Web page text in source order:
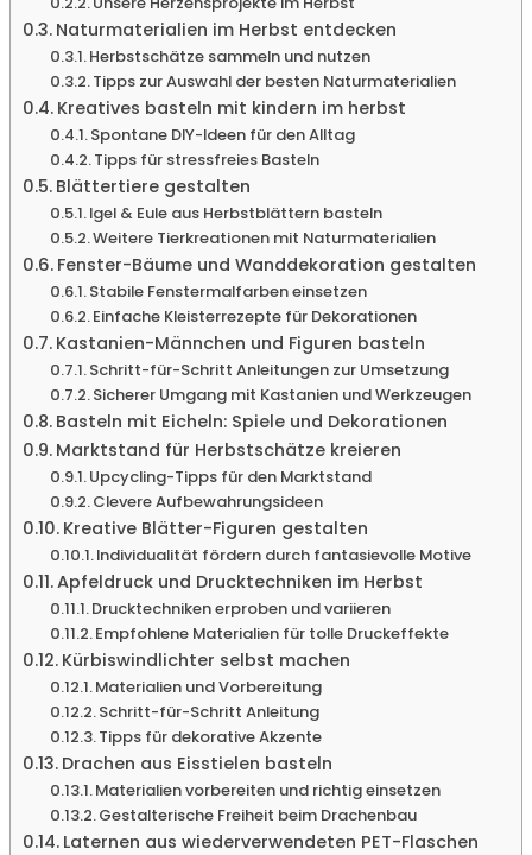
Naturmaterialien im Herbst entdecken
Herbstschätze sammeln und nutzen
Tipps zur Auswahl der besten Naturmaterialien
Kreatives basteln mit kindern im herbst
Spontane DIY-Ideen für den Alltag
Tipps für stressfreies Basteln
Blättertiere gestalten
Igel & Eule aus Herbstblättern basteln
Weitere Tierkreationen mit Naturmaterialien
Fenster-Bäume und Wanddekoration gestalten
Stabile Fenstermalfarben einsetzen
Einfache Kleisterrezepte für Dekorationen
Kastanien-Männchen und Figuren basteln
Schritt-für-Schritt Anleitungen zur Umsetzung
Sicherer Umgang mit Kastanien und Werkzeugen
Basteln mit Eicheln: Spiele und Dekorationen
Marktstand für Herbstschätze kreieren
Upcycling-Tipps für den Marktstand
Clevere Aufbewahrungsideen
Kreative Blätter-Figuren gestalten
Individualität fördern durch fantasievolle Motive
Apfeldruck und Drucktechniken im Herbst
Drucktechniken erproben und variieren
Empfohlene Materialien für tolle Druckeffekte
Kürbiswindlichter selbst machen
Materialien und Vorbereitung
Schritt-für-Schritt Anleitung
Tipps für dekorative Akzente
Drachen aus Eisstielen basteln
Materialien vorbereiten und richtig einsetzen
Gestalterische Freiheit beim Drachenbau
Laternen aus wiederverwendeten PET-Flaschen